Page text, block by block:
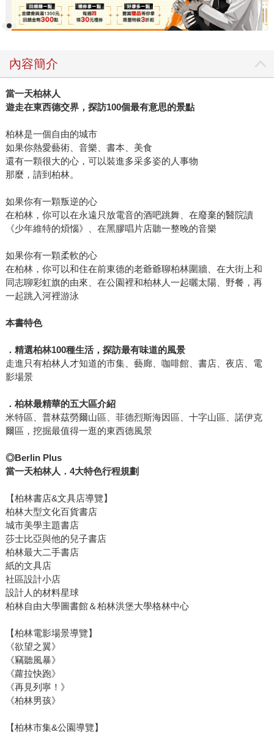
內容簡介
當一天柏林人
遊走在東西德交界，探訪100個最有意思的景點
柏林是一個自由的城市
如果你熱愛藝術、音樂、書本、美食
還有一顆很大的心，可以裝進多采多姿的人事物
那麼，請到柏林。
如果你有一顆叛逆的心
在柏林，你可以在永遠只放電音的酒吧跳舞、在廢棄的醫院讀
《少年維特的煩惱》、在黑膠唱片店聽一整晚的音樂
如果你有一顆柔軟的心
在柏林，你可以和住在前東德的老爺爺聊柏林圍牆、在大街上和
同志聊彩虹旗的由來、在公園裡和柏林人一起曬太陽、野餐，再
一起跳入河裡游泳
本書特色
．精選柏林100種生活，探訪最有味道的風景
走進只有柏林人才知道的市集、藝廊、咖啡館、書店、夜店、電
影場景
．柏林最精華的五大區介紹
米特區、普林茲勞爾山區、菲德烈斯海因區、十字山區、諾伊克
爾區，挖掘最值得一逛的東西德風景
◎Berlin Plus
當一天柏林人． 4大特色行程規劃
【柏林書店&文具店導覽】
柏林大型文化百貨書店
城市美學主題書店
莎士比亞與他的兒子書店
柏林最大二手書店
紙的文具店
社區設計小店
設計人的材料星球
柏林自由大學圖書館＆柏林洪堡大學格林中心
【柏林電影場景導覽】
《欲望之翼》
《竊聽風暴》
《蘿拉快跑》
《再見列寧！》
《柏林男孩》
【柏林市集&公園導覽】